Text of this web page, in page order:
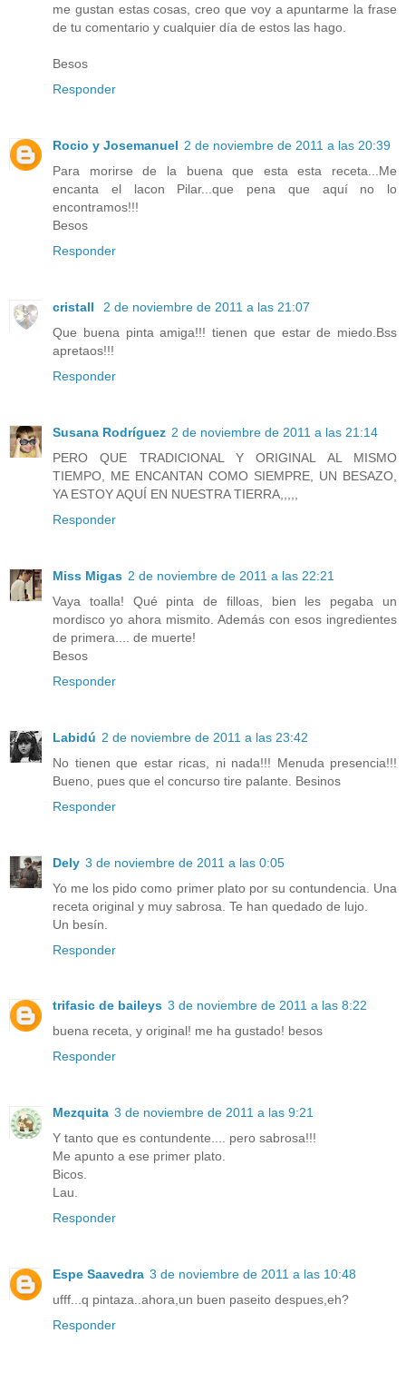
me gustan estas cosas, creo que voy a apuntarme la frase
de tu comentario y cualquier día de estos las hago.
Besos
Responder
Rocio y Josemanuel 2 de noviembre de 2011 a las 20:39
Para morirse de la buena que esta esta receta...Me
encanta el lacon Pilar...que pena que aquí no lo
encontramos!!!
Besos
Responder
cristall
2 de noviembre de 2011 a las 21:07
Que buena pinta amiga!!! tienen que estar de miedo.Bss
apretaos!!!
Responder
Susana Rodríguez 2 de noviembre de 2011 a las 21:14
PERO QUE TRADICIONAL Y ORIGINAL AL MISMO
TIEMPO, ME ENCANTAN COMO SIEMPRE, UN BESAZO,
YA ESTOY AQUÍ EN NUESTRA TIERRA,,,,,
Responder
Miss Migas 2 de noviembre de 2011 a las 22:21
Vaya toalla! Qué pinta de filloas, bien les pegaba un
mordisco yo ahora mismito. Además con esos ingredientes
de primera.... de muerte!
Besos
Responder
Labidú 2 de noviembre de 2011 a las 23:42
No tienen que estar ricas, ni nada!!! Menuda presencia!!!
Bueno, pues que el concurso tire palante. Besinos
Responder
Dely 3 de noviembre de 2011 a las 0:05
Yo me los pido como primer plato por su contundencia. Una
receta original y muy sabrosa. Te han quedado de lujo.
Un besín.
Responder
trifasic de baileys 3 de noviembre de 2011 a las 8:22
buena receta, y original! me ha gustado! besos
Responder
Mezquita 3 de noviembre de 2011 a las 9:21
Y tanto que es contundente.... pero sabrosa!!!
Me apunto a ese primer plato.
Bicos.
Lau.
Responder
Espe Saavedra 3 de noviembre de 2011 a las 10:48
ufff...q pintaza..ahora,un buen paseito despues,eh?
Responder